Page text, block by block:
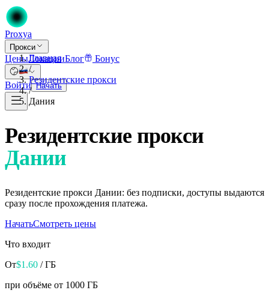
Proxya
Прокси
ЦеныЛокацииБлог Бонус
Войти Начать
Главная
/
Резидентские прокси
/
Дания
Резидентские прокси
Дании
Резидентские прокси Дании: без подписки, доступы выдаются
сразу после прохождения платежа.
НачатьСмотреть цены
Что входит
От$1.60 / ГБ
при объёме от 1000 ГБ